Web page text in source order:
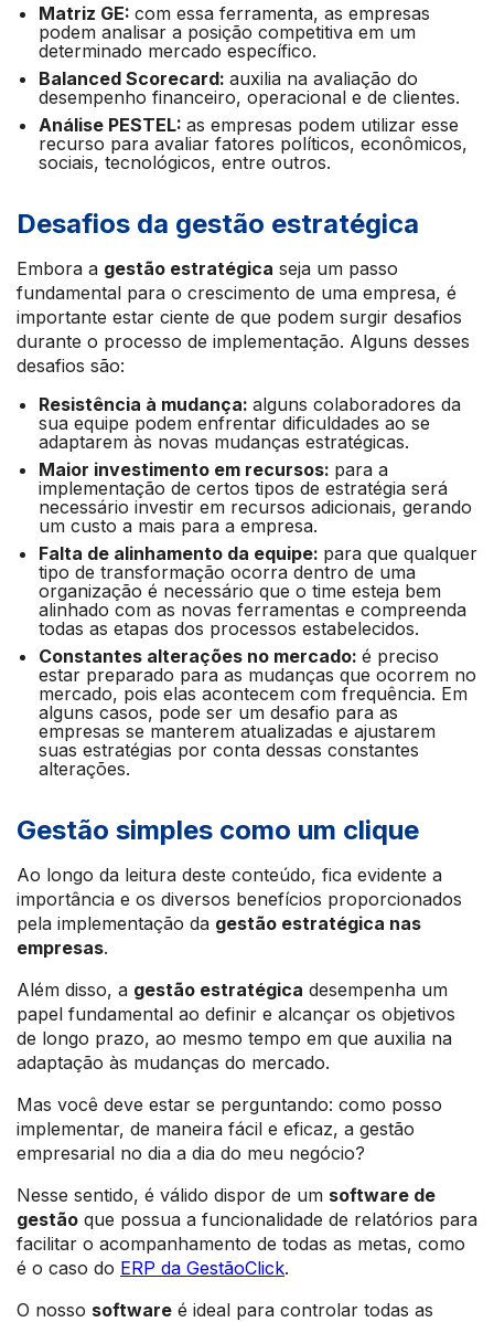
Matriz GE: com essa ferramenta, as empresas
podem analisar a posição competitiva em um
determinado mercado específico.
Balanced Scorecard: auxilia na avaliação do
desempenho financeiro, operacional e de clientes.
Análise PESTEL: as empresas podem utilizar esse
recurso para avaliar fatores políticos, econômicos,
sociais, tecnológicos, entre outros.
Desafios da gestão estratégica
Embora a gestão estratégica seja um passo
fundamental para o crescimento de uma empresa, é
importante estar ciente de que podem surgir desafios
durante o processo de implementação. Alguns desses
desafios são:
Resistência à mudança: alguns colaboradores da
sua equipe podem enfrentar dificuldades ao se
adaptarem às novas mudanças estratégicas.
Maior investimento em recursos: para a
implementação de certos tipos de estratégia será
necessário investir em recursos adicionais, gerando
um custo a mais para a empresa.
Falta de alinhamento da equipe: para que qualquer
tipo de transformação ocorra dentro de uma
organização é necessário que o time esteja bem
alinhado com as novas ferramentas e compreenda
todas as etapas dos processos estabelecidos.
Constantes alterações no mercado: é preciso
estar preparado para as mudanças que ocorrem no
mercado, pois elas acontecem com frequência. Em
alguns casos, pode ser um desafio para as
empresas se manterem atualizadas e ajustarem
suas estratégias por conta dessas constantes
alterações.
Gestão simples como um clique
Ao longo da leitura deste conteúdo, fica evidente a
importância e os diversos benefícios proporcionados
pela implementação da gestão estratégica nas
empresas.
Além disso, a gestão estratégica desempenha um
papel fundamental ao definir e alcançar os objetivos
de longo prazo, ao mesmo tempo em que auxilia na
adaptação às mudanças do mercado.
Mas você deve estar se perguntando: como posso
implementar, de maneira fácil e eficaz, a gestão
empresarial no dia a dia do meu negócio?
Nesse sentido, é válido dispor de um software de
gestão que possua a funcionalidade de relatórios para
facilitar o acompanhamento de todas as metas, como
é o caso do ERP da GestãoClick.
O nosso software é ideal para controlar todas as